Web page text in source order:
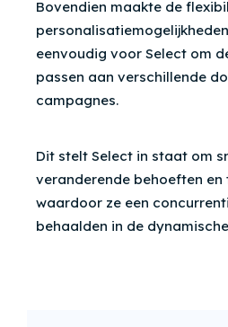
Bovendien maakte de
eenvoudig voor Select om
passen aan verschillende
campagnes.
Dit stelt Select in staat om
veranderende behoeften en
waardoor ze een
behaalden in de